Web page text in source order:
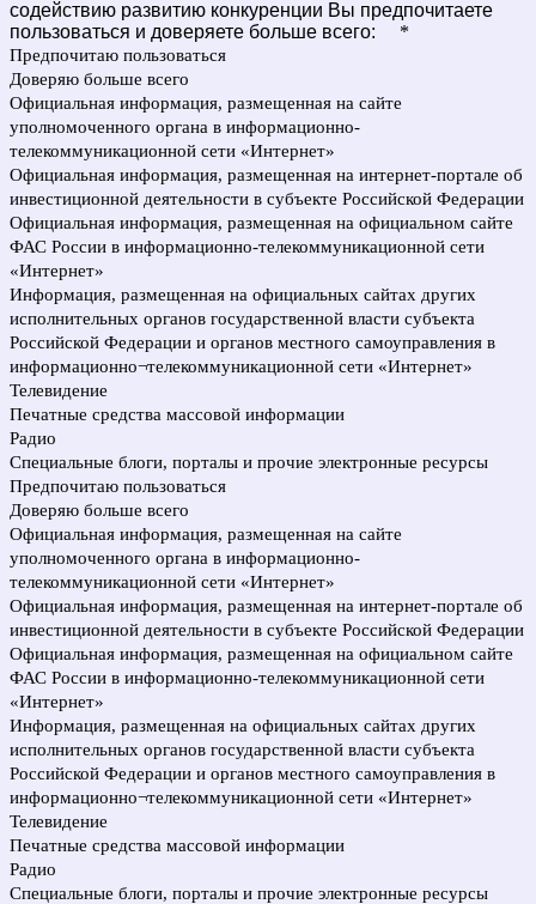
содействию развитию конкуренции Вы предпочитаете
пользоваться и доверяете больше всего:
*
Предпочитаю пользоваться
Доверяю больше всего
Официальная информация, размещенная на сайте
уполномоченного органа в информационно-
телекоммуникационной сети «Интернет»
Официальная информация, размещенная на интернет-портале об
инвестиционной деятельности в субъекте Российской Федерации
Официальная информация, размещенная на официальном сайте
ФАС России в информационно-телекоммуникационной сети
«Интернет»
Информация, размещенная на официальных сайтах других
исполнительных органов государственной власти субъекта
Российской Федерации и органов местного самоуправления в
информационно¬телекоммуникационной сети «Интернет»
Телевидение
Печатные средства массовой информации
Радио
Специальные блоги, порталы и прочие электронные ресурсы
Предпочитаю пользоваться
Доверяю больше всего
Официальная информация, размещенная на сайте
уполномоченного органа в информационно-
телекоммуникационной сети «Интернет»
Официальная информация, размещенная на интернет-портале об
инвестиционной деятельности в субъекте Российской Федерации
Официальная информация, размещенная на официальном сайте
ФАС России в информационно-телекоммуникационной сети
«Интернет»
Информация, размещенная на официальных сайтах других
исполнительных органов государственной власти субъекта
Российской Федерации и органов местного самоуправления в
информационно¬телекоммуникационной сети «Интернет»
Телевидение
Печатные средства массовой информации
Радио
Специальные блоги, порталы и прочие электронные ресурсы